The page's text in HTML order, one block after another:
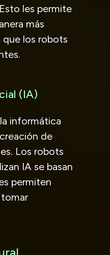
les permite
más
los robots
(IA)
informática
de
Los robots
IA se basan
permiten